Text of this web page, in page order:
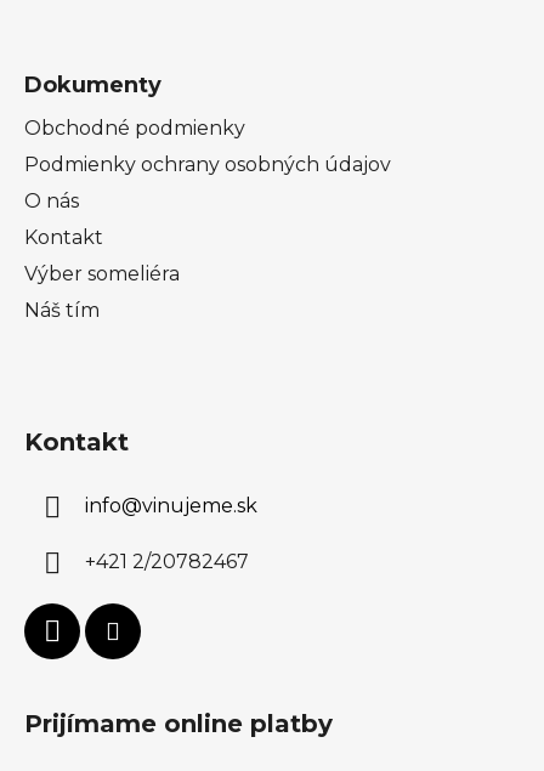
Dokumenty
Obchodné podmienky
Podmienky ochrany osobných údajov
O nás
Kontakt
Výber someliéra
Náš tím
Kontakt
info@vinujeme.sk
+421 2/20782467
Prijímame online platby